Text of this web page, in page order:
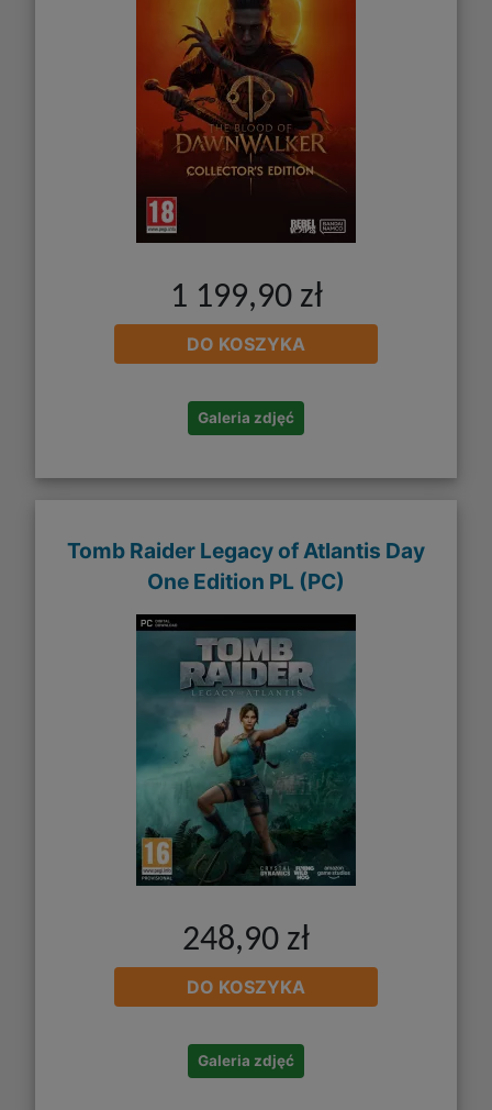
1 199,90 zł
DO KOSZYKA
Galeria zdjęć
Tomb Raider Legacy of Atlantis Day
One Edition PL (PC)
248,90 zł
DO KOSZYKA
Galeria zdjęć